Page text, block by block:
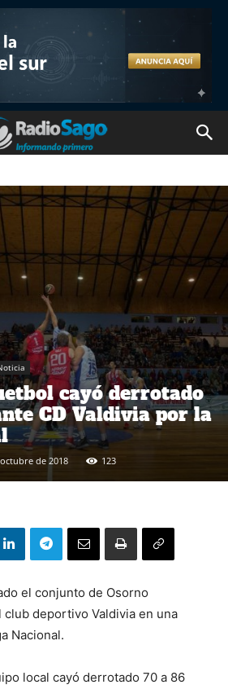
cayó derrotado
CD Valdivia por la
de 2018 123
el conjunto de Osorno
deportivo Valdivia en una
Nacional.
local cayó derrotado 70 a 86